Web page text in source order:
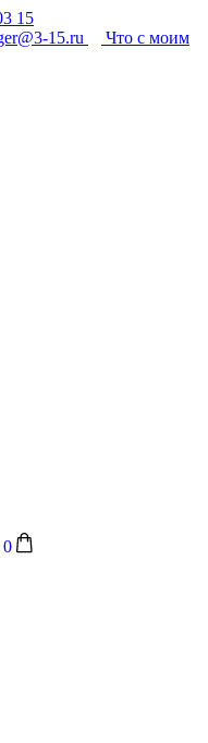
15
15.ru
Что с моим
0